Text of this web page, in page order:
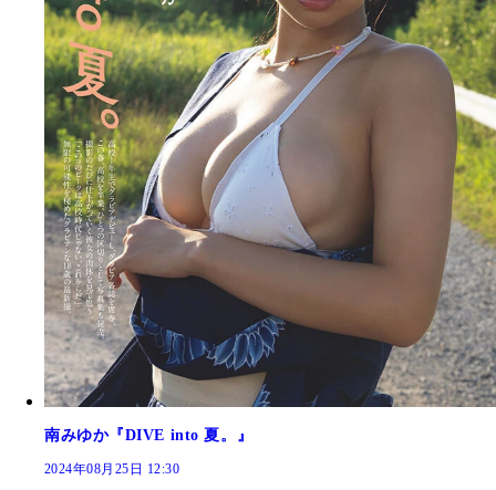
南みゆか『DIVE into 夏。』
2024年08月25日 12:30